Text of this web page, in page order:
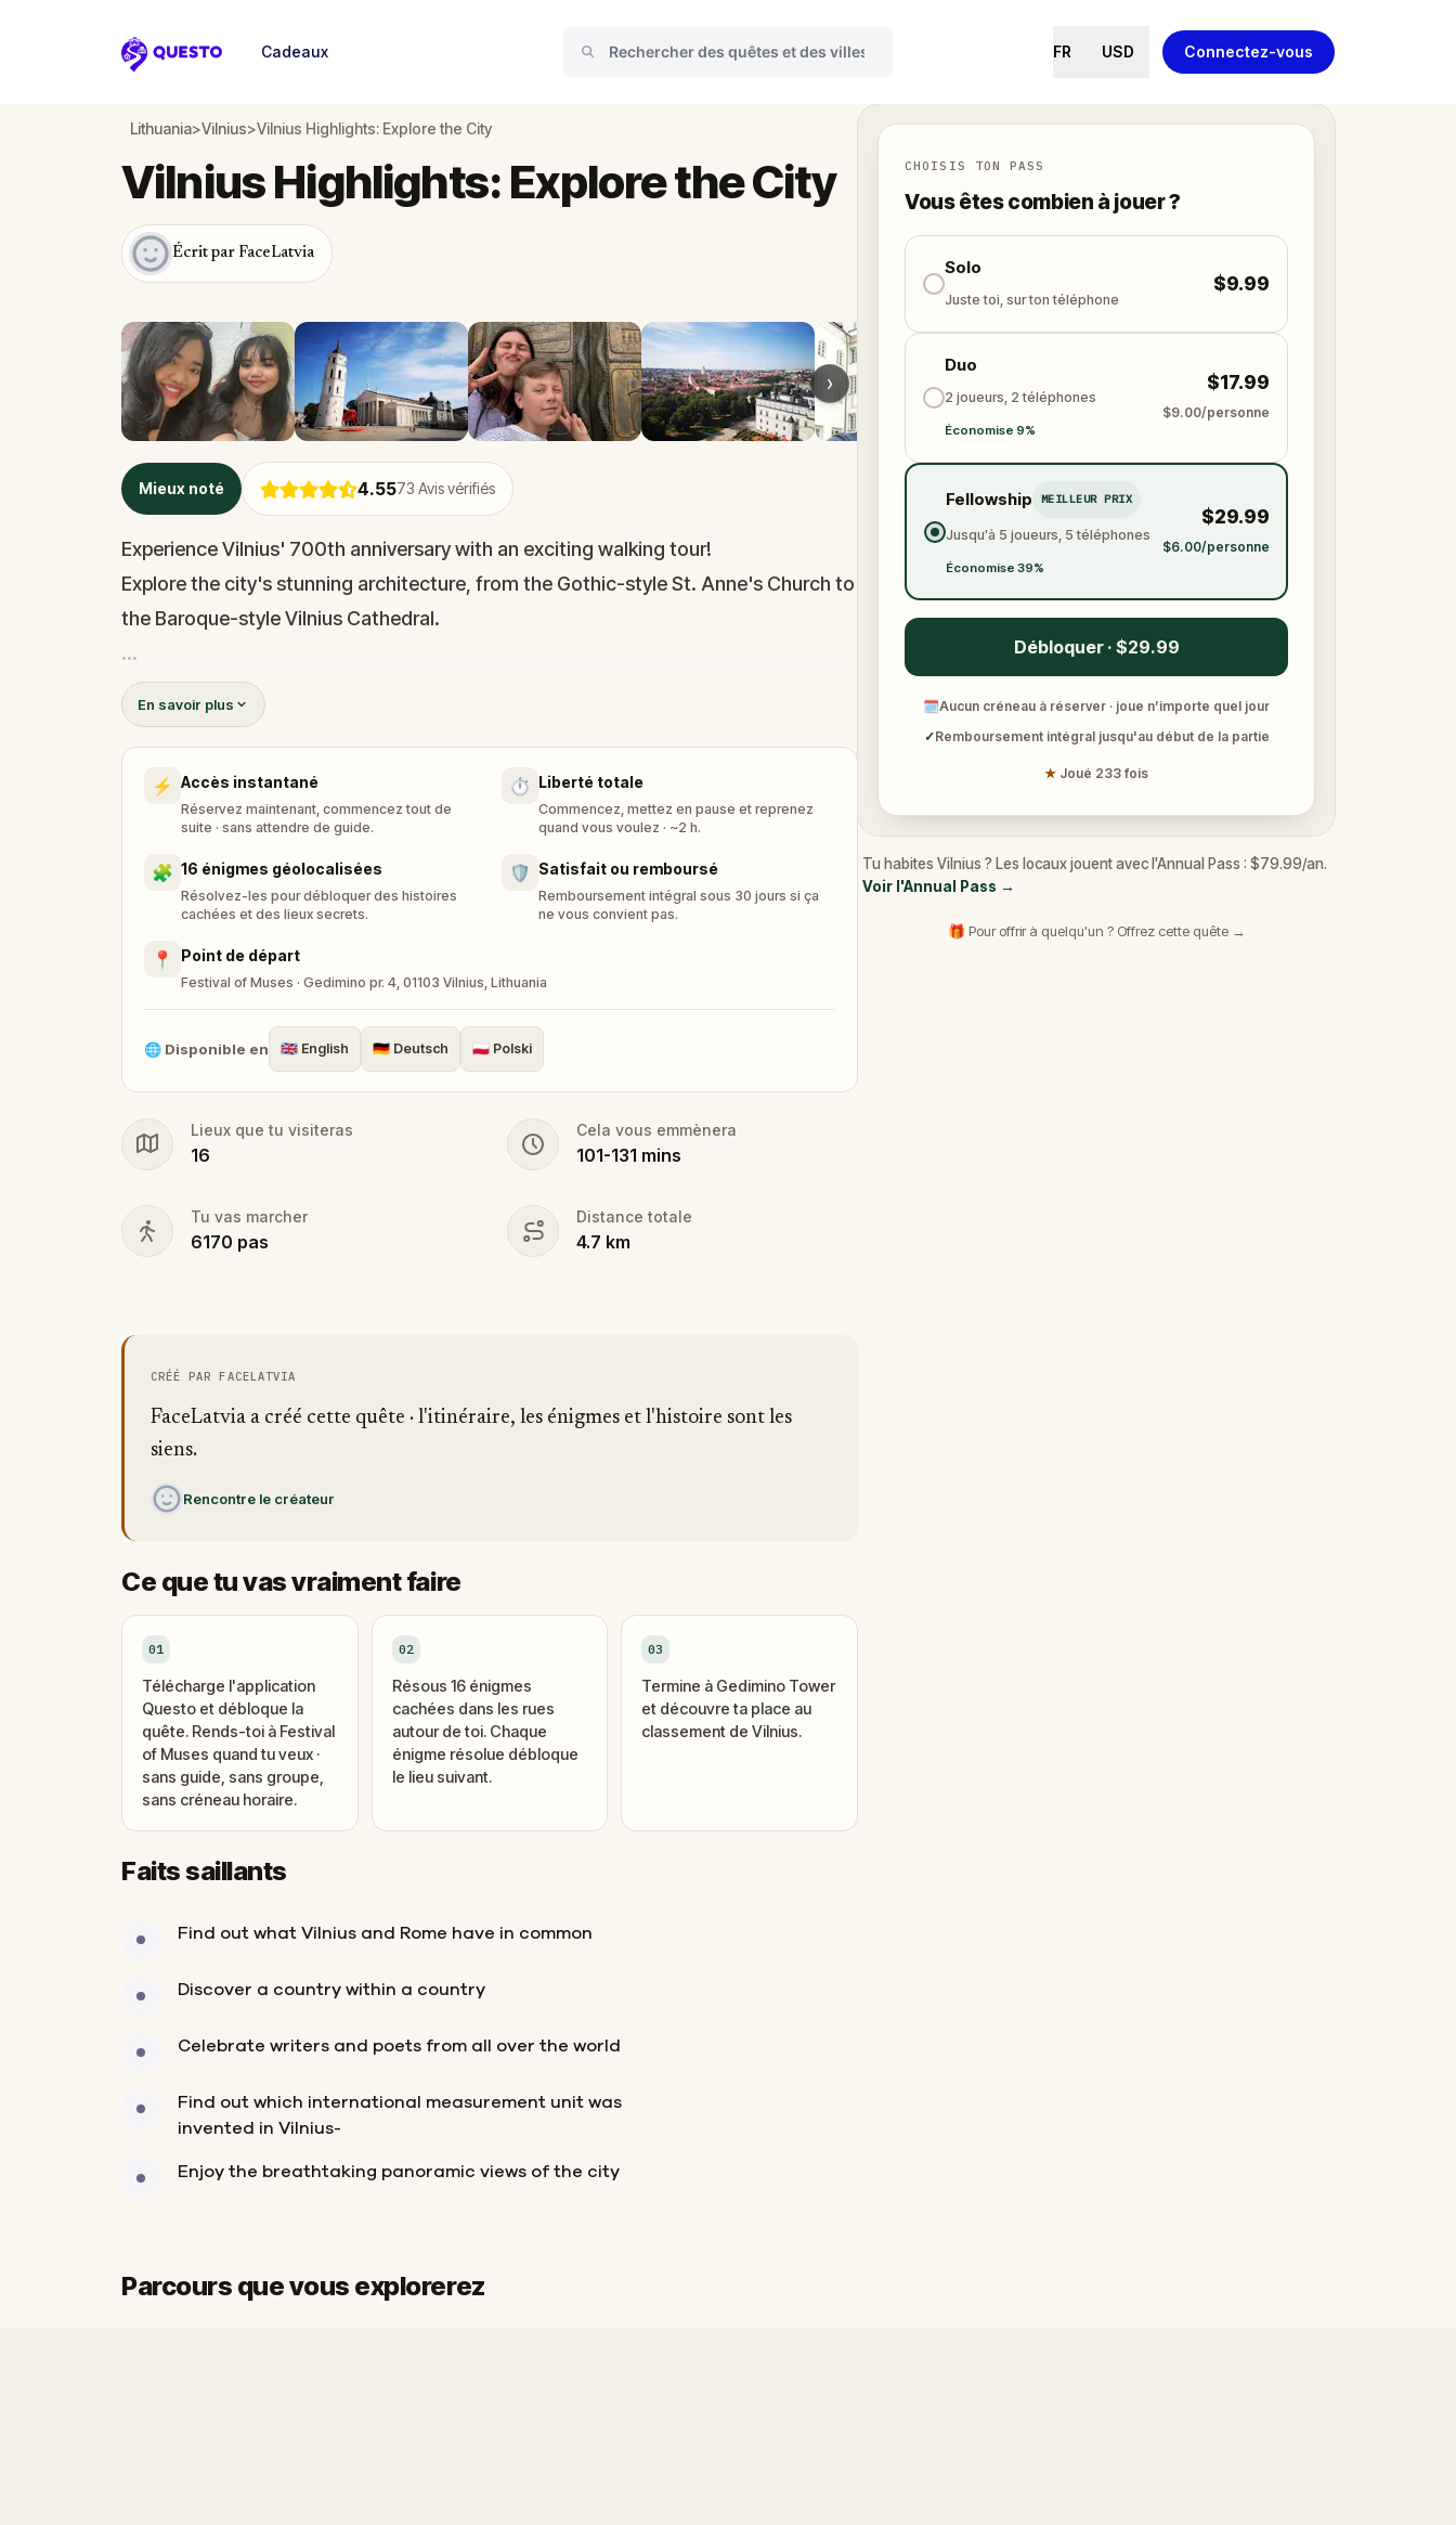
Questo
Cadeaux FR USD Connectez-vous
Lithuania>Vilnius>Vilnius Highlights: Explore the City
›
Mieux noté 4.5573 Avis vérifiés
Vilnius Highlights: Explore the City
Écrit par FaceLatvia
Experience Vilnius' 700th anniversary with an exciting walking tour!
Explore the city's stunning architecture, from the Gothic-style St. Anne's Church to
the Baroque-style Vilnius Cathedral.
Learn about the city's rich history and culture as you walk through the secret
courtyards and alleys of the charming Old Town, a UNESCO World Heritage Site.
Capture breathtaking photos at the stunning Gediminas Castle Tower and the
colorful Uzupis district. Experience the unique charm of Vilnius!
En savoir plus
⚡ Accès instantané
Réservez maintenant, commencez tout de
suite · sans attendre de guide.
⏱️ Liberté totale
Commencez, mettez en pause et reprenez
quand vous voulez · ~2 h.
🧩 16 énigmes géolocalisées
Résolvez-les pour débloquer des histoires
cachées et des lieux secrets.
🛡️ Satisfait ou remboursé
Remboursement intégral sous 30 jours si ça
ne vous convient pas.
📍 Point de départ
Festival of Muses · Gedimino pr. 4, 01103 Vilnius, Lithuania
🌐 Disponible en 🇬🇧 English 🇩🇪 Deutsch 🇵🇱 Polski
Lieux que tu visiteras
16
Cela vous emmènera
101-131 mins
Tu vas marcher
6170 pas
Distance totale
4.7 km
CRÉÉ PAR FACELATVIA
FaceLatvia a créé cette quête · l'itinéraire, les énigmes et l'histoire sont les
siens.
Rencontre le créateur
Ce que tu vas vraiment faire
01
Télécharge l'application
Questo et débloque la
quête. Rends-toi à Festival
of Muses quand tu veux ·
sans guide, sans groupe,
sans créneau horaire.
02
Résous 16 énigmes
cachées dans les rues
autour de toi. Chaque
énigme résolue débloque
le lieu suivant.
03
Termine à Gedimino Tower
et découvre ta place au
classement de Vilnius.
Faits saillants
Find out what Vilnius and Rome have in common
Discover a country within a country
Celebrate writers and poets from all over the world
Find out which international measurement unit was
invented in Vilnius-
Enjoy the breathtaking panoramic views of the city
CHOISIS TON PASS
Vous êtes combien à jouer ?
Solo
Juste toi, sur ton téléphone
$9.99
Duo
2 joueurs, 2 téléphones
Économise 9%
$17.99
$9.00/personne
Fellowship MEILLEUR PRIX
Jusqu'à 5 joueurs, 5 téléphones
Économise 39%
$29.99
$6.00/personne
Débloquer · $29.99
🗓Aucun créneau à réserver · joue n’importe quel jour
✓Remboursement intégral jusqu'au début de la partie
★ Joué 233 fois
Tu habites Vilnius ? Les locaux jouent avec l'Annual Pass : $79.99/an.
Voir l'Annual Pass →
🎁 Pour offrir à quelqu'un ? Offrez cette quête →
Parcours que vous explorerez